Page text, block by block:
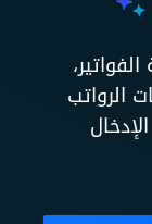
الرواتب